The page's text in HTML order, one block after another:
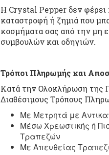
Η Crystal Pepper δεν φέρει
καταστροφή ή ζημιά που
κοσμήματα σας από την μη
συμβουλών και οδηγιών.
Τρόποι Πληρωμής και
Κατά την Ολοκλήρωση της
Διαθέσιμους Τρόπους
Με Μετρητά με
Μέσω Χρεωστικής ή
Τραπεζών
Με Απευθείας